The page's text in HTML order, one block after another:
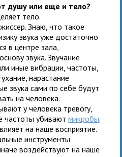
душу или еще и тело?
тело.
Знаю, что такое
звука уже достаточно
в центре зала,
звука. Звучание
иные вибрации, частоты,
нарастание
звука сами по себе будут
на человека.
у человека тревогу,
частоты убиваютмикробы.
на наше восприятие.
инструменты
воздействуют на наше